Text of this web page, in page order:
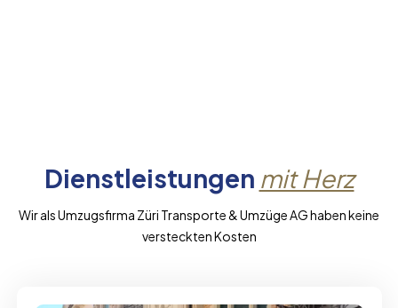
Dienstleistungen mit Herz
Wir als Umzugsfirma Züri Transporte & Umzüge AG haben keine
versteckten Kosten